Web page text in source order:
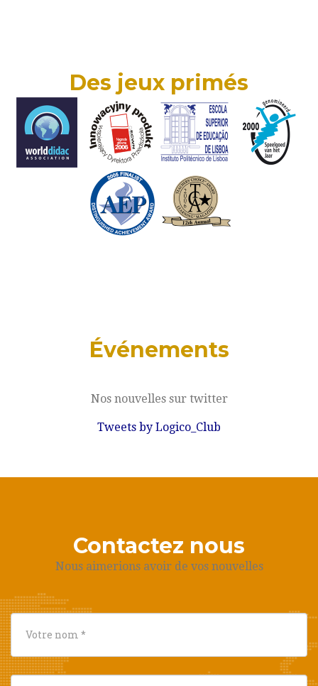
Des jeux primés
Événements
Nos nouvelles sur twitter
Tweets by Logico_Club
Contactez nous
Nous aimerions avoir de vos nouvelles